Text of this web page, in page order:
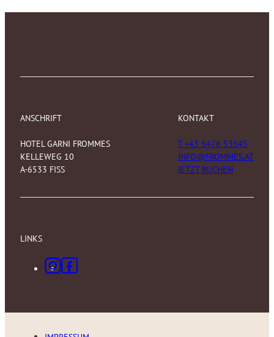
ANSCHRIFT
HOTEL GARNI FROMMES
KELLEWEG 10
A-6533 FISS
KONTAKT
T +43 5476 53545
INFO@FROMMES.AT
JETZT BUCHEN
LINKS